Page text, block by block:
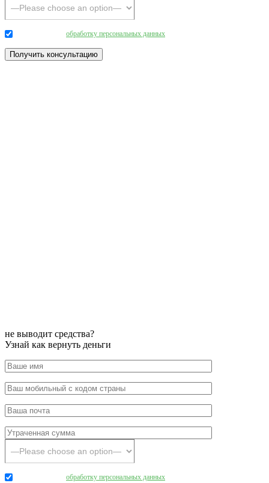
обработку персональных данных
не выводит средства?
Узнай как вернуть деньги
обработку персональных данных